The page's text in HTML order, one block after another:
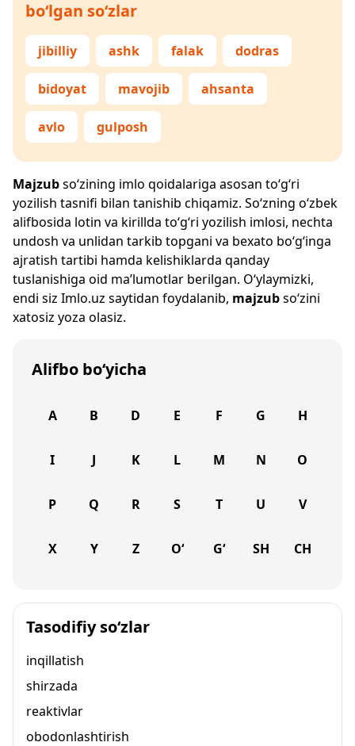
bo‘lgan so‘zlar
jibilliy ashk falak dodras
bidoyat mavojib ahsanta
avlo gulposh
Majzubso‘zining imlo qoidalariga asosan to‘g‘ri
yozilish tasnifi bilan tanishib chiqamiz. So‘zning o‘zbek
alifbosida lotin va kirillda to‘g‘ri yozilish imlosi, nechta
undosh va unlidan tarkib topgani va bexato bo‘g‘inga
ajratish tartibi hamda kelishiklarda qanday
tuslanishiga oid ma’lumotlar berilgan. O‘ylaymizki,
endi siz Imlo.uz saytidan foydalanib, majzubso‘zini
xatosiz yoza olasiz.
Alifbo bo‘yicha
A B D E F G H
I J K L M N O
P Q R S T U V
X Y Z O‘ G‘ SH CH
Tasodifiy so‘zlar
inqillatish
shirzada
reaktivlar
obodonlashtirish